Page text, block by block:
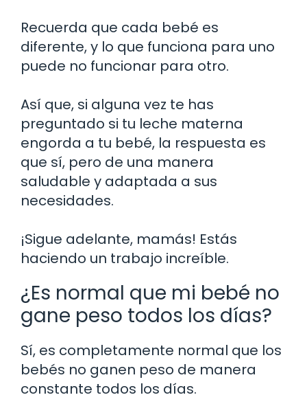
Recuerda que cada bebé es
diferente, y lo que funciona para uno
puede no funcionar para otro.
Así que, si alguna vez te has
preguntado si tu leche materna
engorda a tu bebé, la respuesta es
que sí, pero de una manera
saludable y adaptada a sus
necesidades.
¡Sigue adelante, mamás! Estás
haciendo un trabajo increíble.
¿Es normal que mi bebé no
gane peso todos los días?
Sí, es completamente normal que los
bebés no ganen peso de manera
constante todos los días.